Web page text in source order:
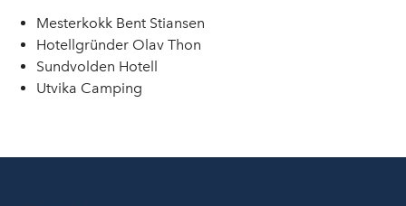
Mesterkokk Bent Stiansen
Hotellgründer Olav Thon
Sundvolden Hotell
Utvika Camping